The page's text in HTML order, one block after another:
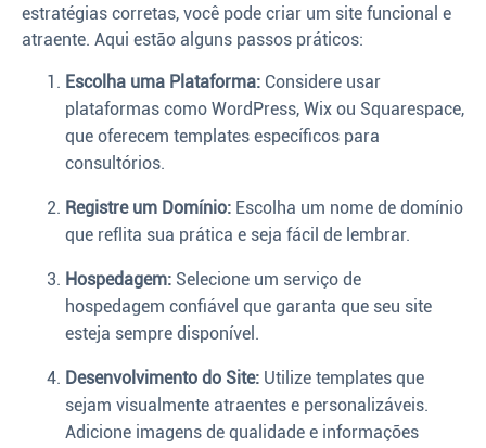
estratégias corretas, você pode criar um site funcional e
atraente. Aqui estão alguns passos práticos:
Escolha uma Plataforma: Considere usar
plataformas como WordPress, Wix ou Squarespace,
que oferecem templates específicos para
consultórios.
Registre um Domínio: Escolha um nome de domínio
que reflita sua prática e seja fácil de lembrar.
Hospedagem: Selecione um serviço de
hospedagem confiável que garanta que seu site
esteja sempre disponível.
Desenvolvimento do Site: Utilize templates que
sejam visualmente atraentes e personalizáveis.
Adicione imagens de qualidade e informações